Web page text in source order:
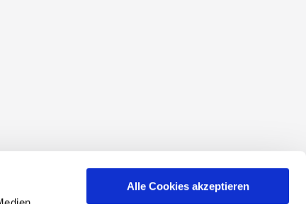
Alle Cookies akzeptieren